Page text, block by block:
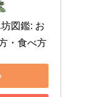
図鑑: お
・食べ方